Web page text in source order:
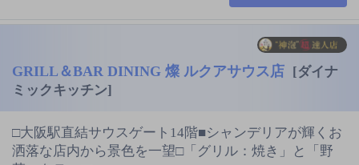
GRILL＆BAR DINING 燦 ルクアサウス店 [ダイナ
ミックキッチン]
□大阪駅直結サウスゲート14階■シャンデリアが輝くお
洒落な店内から景色を一望□「グリル：焼き」と「野